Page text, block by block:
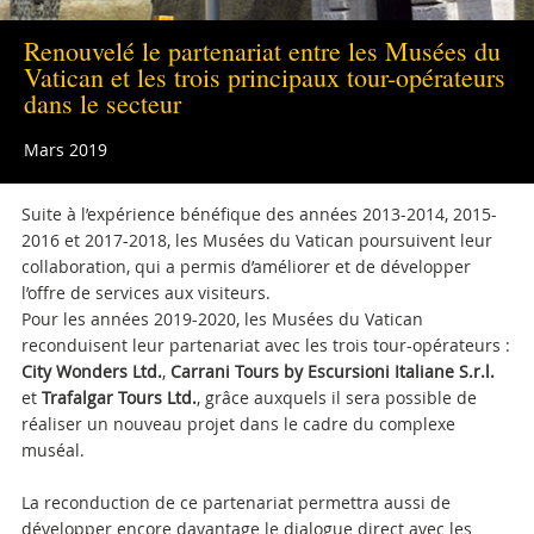
dans
secteur
Renouvelé le partenariat entre les Musées du
Vatican et les trois principaux tour-opérateurs
dans le secteur
Mars 2019
Suite à l’expérience bénéfique des années 2013-2014, 2015-
2016 et 2017-2018, les Musées du Vatican poursuivent leur
collaboration, qui a permis d’améliorer et de développer
l’offre de services aux visiteurs.
Pour les années 2019-2020, les Musées du Vatican
reconduisent leur partenariat avec les trois tour-opérateurs :
City Wonders Ltd.,Carrani Tours by Escursioni Italiane S.r.l.
etTrafalgar Tours Ltd., grâce auxquels il sera possible de
réaliser un nouveau projet dans le cadre du complexe
muséal.
La reconduction de ce partenariat permettra aussi de
développer encore davantage le dialogue direct avec les